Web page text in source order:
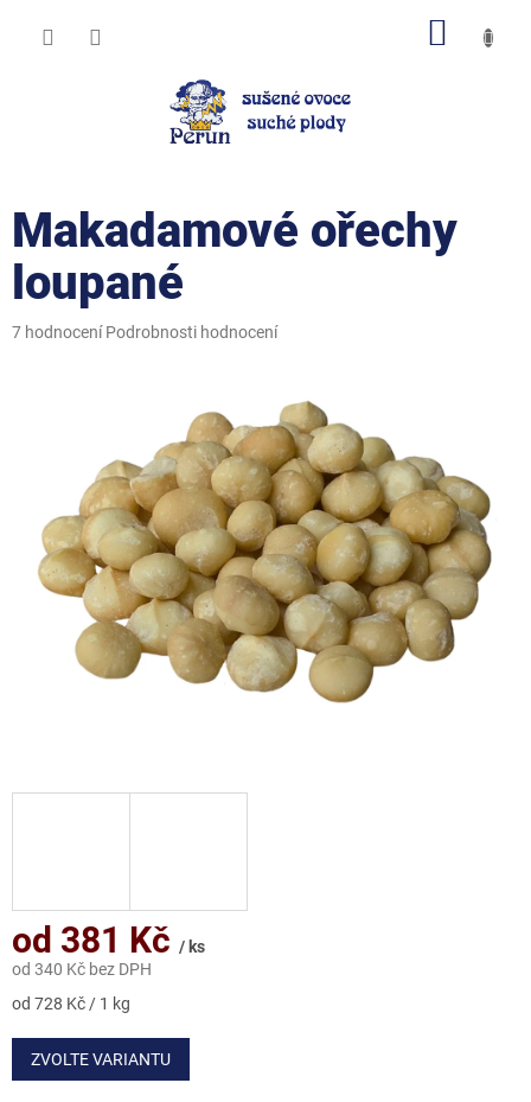
Makadamové ořechy
loupané
Průměrné
hvězdiček.
7 hodnocení Podrobnosti hodnocení
od 381 Kč / ks
od 340 Kč bez DPH
Měrná
od 728 Kč / 1 kg
ZVOLTE VARIANTU